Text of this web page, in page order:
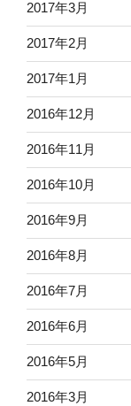
2017年3月
2017年2月
2017年1月
2016年12月
2016年11月
2016年10月
2016年9月
2016年8月
2016年7月
2016年6月
2016年5月
2016年3月